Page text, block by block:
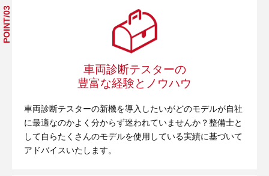
POINT/03
車両診断テスターの
豊富な経験とノウハウ
車両診断テスターの新機を導入したいがどのモデルが自社
に最適なのかよく分からず迷われていませんか？整備士と
して自らたくさんのモデルを使用している実績に基づいて
アドバイスいたします。